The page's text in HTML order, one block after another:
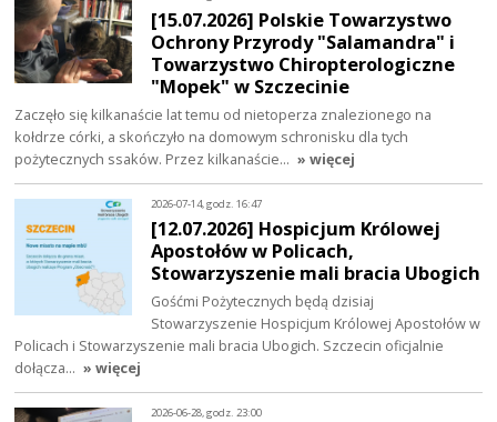
[15.07.2026] Polskie Towarzystwo
Ochrony Przyrody "Salamandra" i
Towarzystwo Chiropterologiczne
"Mopek" w Szczecinie
Zaczęło się kilkanaście lat temu od nietoperza znalezionego na
kołdrze córki, a skończyło na domowym schronisku dla tych
pożytecznych ssaków. Przez kilkanaście… » więcej
2026-07-14, godz. 16:47
[12.07.2026] Hospicjum Królowej
Apostołów w Policach,
Stowarzyszenie mali bracia Ubogich
Gośćmi Pożytecznych będą dzisiaj
Stowarzyszenie Hospicjum Królowej Apostołów w
Policach i Stowarzyszenie mali bracia Ubogich. Szczecin oficjalnie
dołącza… » więcej
2026-06-28, godz. 23:00